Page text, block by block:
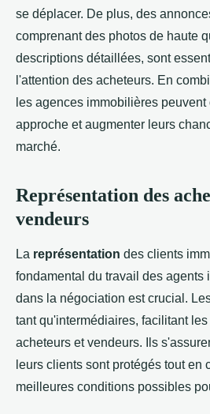
se déplacer. De plus, des
comprenant des photos de haute
descriptions détaillées, sont
l'attention des acheteurs. En
les agences immobilières
approche et augmenter leurs
marché.
Représentation des
vendeurs
La représentation des clients
fondamental du travail des agents
dans la négociation est crucial.
tant qu'intermédiaires, facilitant
acheteurs et vendeurs. Ils
leurs clients sont protégés tout en
meilleures conditions possibles